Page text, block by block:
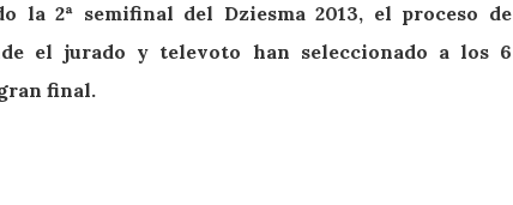
la 2ª semifinal del Dziesma 2013, el proceso de
el jurado y televoto han seleccionado a los 6
final.